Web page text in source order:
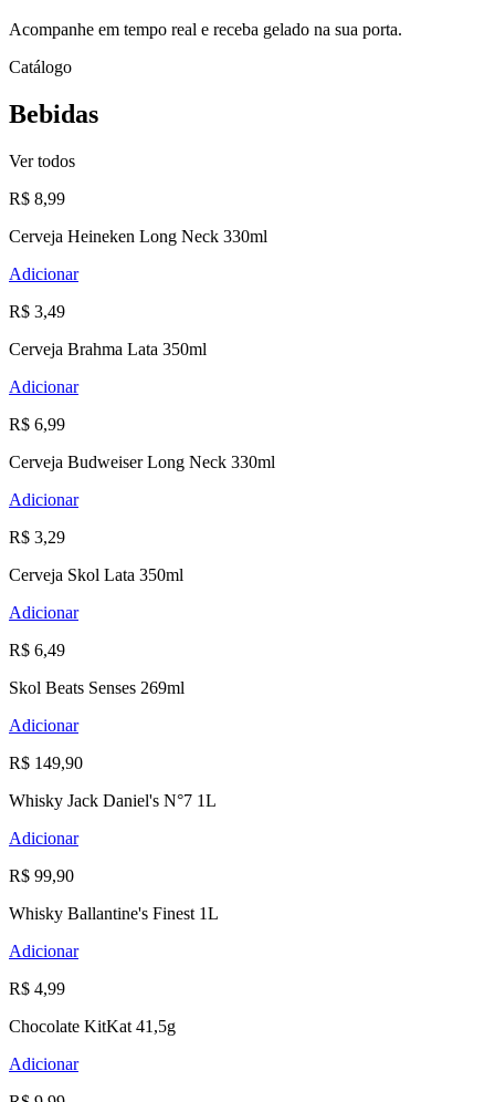
Acompanhe em tempo real e receba gelado na sua porta.
Catálogo
Bebidas
Ver todos
R$ 8,99
Cerveja Heineken Long Neck 330ml
Adicionar
R$ 3,49
Cerveja Brahma Lata 350ml
Adicionar
R$ 6,99
Cerveja Budweiser Long Neck 330ml
Adicionar
R$ 3,29
Cerveja Skol Lata 350ml
Adicionar
R$ 6,49
Skol Beats Senses 269ml
Adicionar
R$ 149,90
Whisky Jack Daniel's N°7 1L
Adicionar
R$ 99,90
Whisky Ballantine's Finest 1L
Adicionar
R$ 4,99
Chocolate KitKat 41,5g
Adicionar